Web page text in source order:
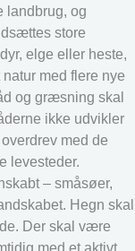
landbrug, og
store
elge eller heste,
med flere nye
og græsning skal
ikke udvikler
med de
levesteder.
– småsøer,
Hegn skal
Der skal være